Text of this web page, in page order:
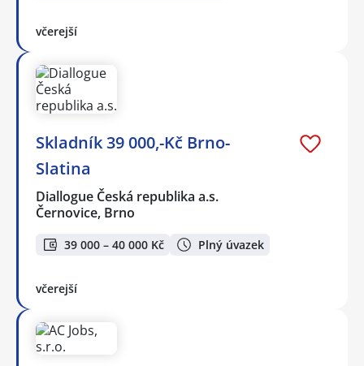
včerejší
Skladník 39 000,-Kč Brno-
Slatina
Diallogue Česká republika a.s.
Černovice, Brno
39 000 – 40 000 Kč Plný úvazek
včerejší